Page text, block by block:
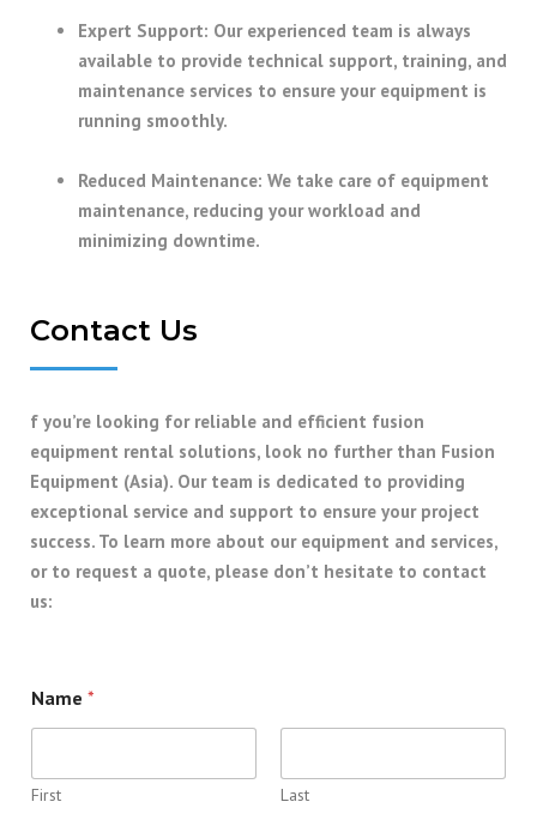
Expert Support: Our experienced team is always
available to provide technical support, training, and
maintenance services to ensure your equipment is
running smoothly.
Reduced Maintenance: We take care of equipment
maintenance, reducing your workload and
minimizing downtime.
Contact Us
f you’re looking for reliable and efficient fusion
equipment rental solutions, look no further than Fusion
Equipment (Asia). Our team is dedicated to providing
exceptional service and support to ensure your project
success. To learn more about our equipment and services,
or to request a quote, please don’t hesitate to contact
us:
Name *
First Last